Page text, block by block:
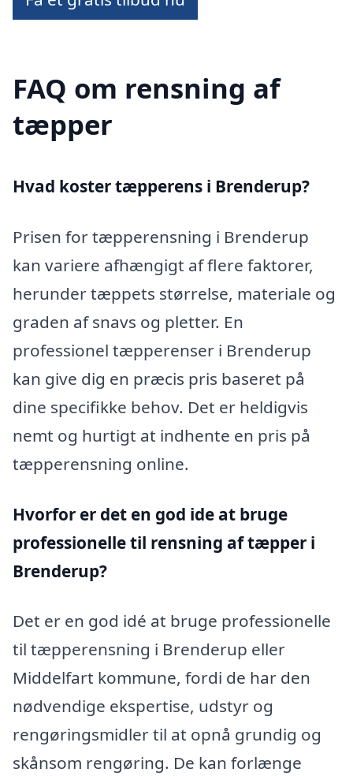
FAQ om rensning af
tæpper
Hvad koster tæpperens i Brenderup?
Prisen for tæpperensning i Brenderup
kan variere afhængigt af flere faktorer,
herunder tæppets størrelse, materiale og
graden af snavs og pletter. En
professionel tæpperenser i Brenderup
kan give dig en præcis pris baseret på
dine specifikke behov. Det er heldigvis
nemt og hurtigt at indhente en pris på
tæpperensning online.
Hvorfor er det en god ide at bruge
professionelle til rensning af tæpper i
Brenderup?
Det er en god idé at bruge professionelle
til tæpperensning i Brenderup eller
Middelfart kommune, fordi de har den
nødvendige ekspertise, udstyr og
rengøringsmidler til at opnå grundig og
skånsom rengøring. De kan forlænge